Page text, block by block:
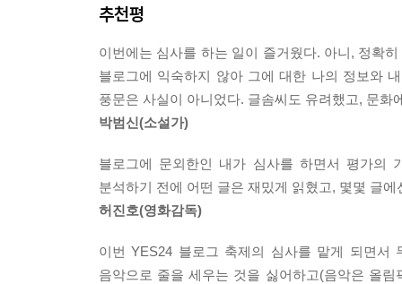
아름다움을 널리 나누려는 마음가짐이 서슴없으
2010년 10월, 가을볕과 나란히 세상에 나온 네
(1·2·3부)로 이루어져 있던 기존 구성에 타 블로
소설가 박범신, 영화감독 허진호, 가수 오지은이
심사과정의 고심이 온전히 드러난 심사평까지 읽
수천여 편 응모작 가운데 두각을 드러낸 색색의 수
그네들이 우리 앞에 꺼내놓은 풍성한 이야기보따
여러모로 새롭게 태어난 2010년판 『내 삶의 쉼
추천평
이번에는 심사를 하는 일이 즐거웠다. 아니, 정확
블로그에 익숙하지 않아 그에 대한 나의 정보와
풍문은 사실이 아니었다. 글솜씨도 유려했고, 문
박범신(소설가)
블로그에 문외한인 내가 심사를 하면서 평가의
분석하기 전에 어떤 글은 재밌게 읽혔고, 몇몇 글
허진호(영화감독)
이번 YES24 블로그 축제의 심사를 맡게 되면서
음악으로 줄을 세우는 것을 싫어하고(음악은 올